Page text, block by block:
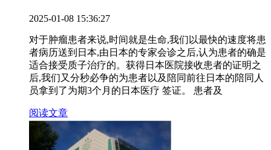
2025-01-08 15:36:27
对于肿瘤患者来说,时间就是生命,我们以最快的速度将患
者病历送到日本,由日本的专家会诊之后,认为患者的确是
适合接受质子治疗的。获得日本医院接收患者的证明之
后,我们又分秒必争的为患者以及陪同前往日本的陪同人
员拿到了为期3个月的日本医疗 签证。 患者及
阅读文章